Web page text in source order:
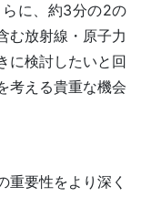
に、約3分の2の
む放射線・原子力
に検討したいと回
考える貴重な機会
重要性をより深く